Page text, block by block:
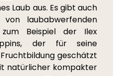
Laub aus. Es gibt auch
laubabwerfenden
zum Beispiel der Ilex
der für seine
geschätzt
natürlicher kompakter